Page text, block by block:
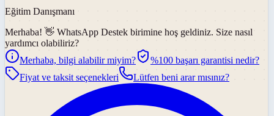
Eğitim Danışmanı
Merhaba! 👋 WhatsApp Destek birimine hoş geldiniz. Size nasıl
yardımcı olabiliriz?
Merhaba, bilgi alabilir miyim?
%100 başarı garantisi nedir?
Fiyat ve taksit seçenekleri
Lütfen beni arar mısınız?